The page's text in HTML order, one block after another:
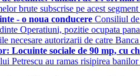
brute subscrise pe acest
- o noua conducere Consiliul
Operatiuni, pozitie ocupata
necesare autorizarii de catre
Locuinte sociale de 90 mp, cu
Petrescu au ramas risipirea